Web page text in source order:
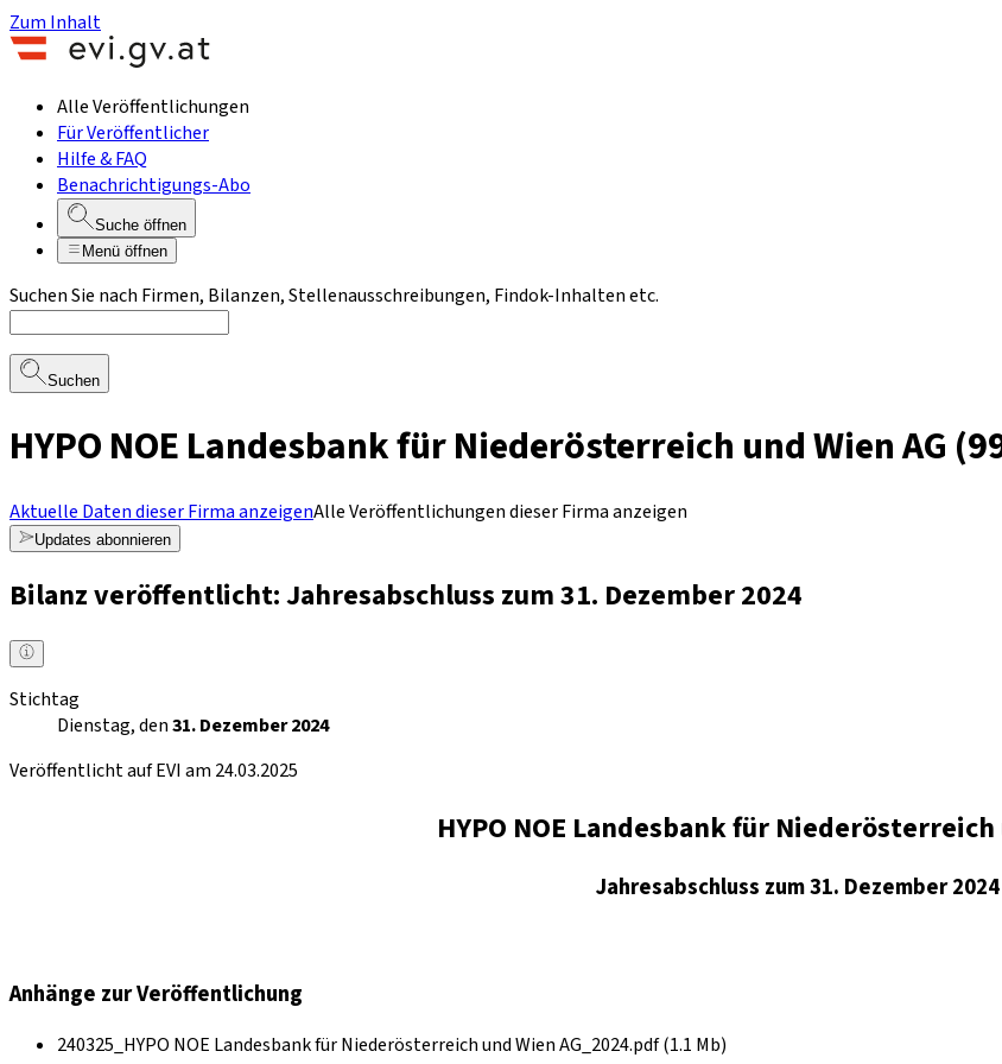
Zum Inhalt
Alle Veröffentlichungen
Für Veröffentlicher
Hilfe & FAQ
Benachrichtigungs-Abo
Suche öffnen
Menü öffnen
Suchen Sie nach Firmen, Bilanzen, Stellenausschreibungen, Findok-Inhalten etc.
Suchen
HYPO NOE Landesbank für Niederösterreich und Wien AG
Aktuelle Daten dieser Firma anzeigenAlle Veröffentlichungen dieser Firma anzeigen
Updates abonnieren
Bilanz veröffentlicht: Jahresabschluss zum 31. Dezember 2024
Stichtag
Dienstag, den31. Dezember 2024
Veröffentlicht auf EVI am 24.03.2025
HYPO NOE Landesbank für Niederösterreich
Jahresabschluss zum 31. Dezember 2024
Anhänge zur Veröffentlichung
240325_HYPO NOE Landesbank für Niederösterreich und Wien AG_2024.pdf (1.1 Mb)